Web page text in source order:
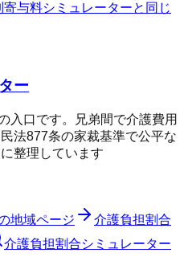
寄与料シミュレーターと同じ
ー
入口です。兄弟間で介護費用
法877条の家裁基準で公平な
整理しています
地域ページ
介護負担割合
介護負担割合シミュレーター